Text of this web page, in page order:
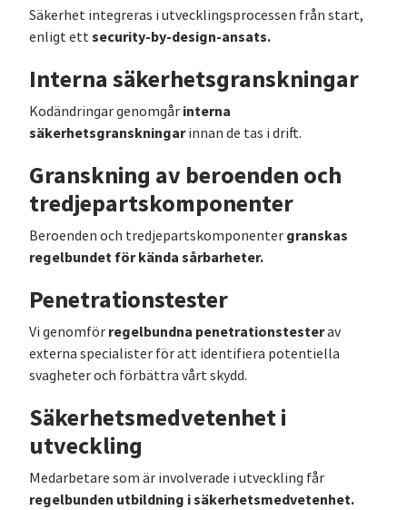
Säkerhet integreras i utvecklingsprocessen från start,
enligt ettsecurity-by-design-ansats.
Interna säkerhetsgranskningar
Kodändringar genomgår interna
säkerhetsgranskningarinnan de tas i drift.
Granskning av beroenden och
tredjepartskomponenter
Beroenden och tredjepartskomponenter granskas
regelbundet för kända sårbarheter.
Penetrationstester
Vi genomför regelbundna penetrationstesterav
externa specialister för att identifiera potentiella
svagheter och förbättra vårt skydd.
Säkerhetsmedvetenhet i
utveckling
Medarbetare som är involverade i utveckling får
regelbunden utbildning i säkerhetsmedvetenhet.